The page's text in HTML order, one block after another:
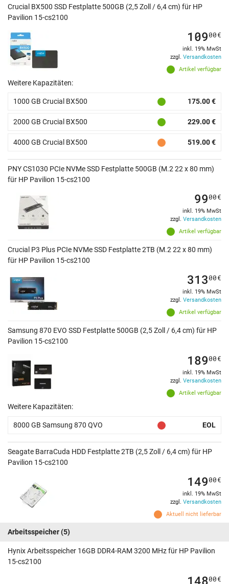
Crucial BX500 SSD Festplatte 500GB (2,5 Zoll / 6,4 cm) für HP
Pavilion 15-cs2100
Artikel verfügbar
10900€
inkl. 19% MwSt
zzgl. Versandkosten
Weitere Kapazitäten:
1000 GB Crucial BX500 175.00 €
2000 GB Crucial BX500 229.00 €
4000 GB Crucial BX500 519.00 €
PNY CS1030 PCIe NVMe SSD Festplatte 500GB (M.2 22 x 80 mm)
für HP Pavilion 15-cs2100
Artikel verfügbar
9900€
inkl. 19% MwSt
zzgl. Versandkosten
Crucial P3 Plus PCIe NVMe SSD Festplatte 2TB (M.2 22 x 80 mm)
für HP Pavilion 15-cs2100
Artikel verfügbar
31300€
inkl. 19% MwSt
zzgl. Versandkosten
Samsung 870 EVO SSD Festplatte 500GB (2,5 Zoll / 6,4 cm) für HP
Pavilion 15-cs2100
Artikel verfügbar
18900€
inkl. 19% MwSt
zzgl. Versandkosten
Weitere Kapazitäten:
8000 GB Samsung 870 QVO EOL
Seagate BarraCuda HDD Festplatte 2TB (2,5 Zoll / 6,4 cm) für HP
Pavilion 15-cs2100
Aktuell nicht lieferbar
14900€
inkl. 19% MwSt
zzgl. Versandkosten
Arbeitsspeicher(5)
Hynix Arbeitsspeicher 16GB DDR4-RAM 3200 MHz für HP Pavilion
15-cs2100
14800€